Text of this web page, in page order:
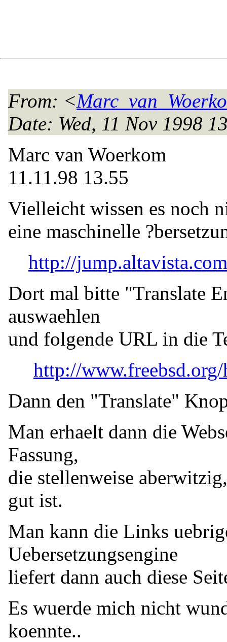
From: <
Date: Wed, 11 Nov 1998
Marc van Woerkom
11.11.98 13.55
Vielleicht wissen es noch
eine maschinelle
http://
Dort mal bitte "Translate
auswaehlen
und folgende URL in die
http://
Dann den "Translate"
Man erhaelt dann die
Fassung,
die stellenweise
gut ist.
Man kann die Links
Uebersetzungsengine
liefert dann auch diese
Es wuerde mich nicht
koennte..